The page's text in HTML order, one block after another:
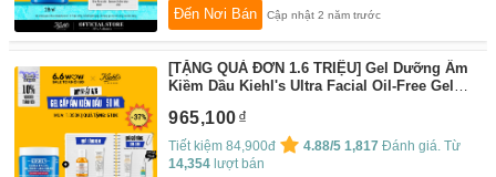
Đến Nơi Bán Cập nhật 2 năm trước
[TẶNG QUÀ ĐƠN 1.6 TRIỆU] Gel Dưỡng Ẩm
Kiềm Dầu Kiehl's Ultra Facial Oil-Free Gel
965,100
Tiết kiệm 84,900đ 4.88/5 1,817 Đánh giá. Từ
14,354 lượt bán